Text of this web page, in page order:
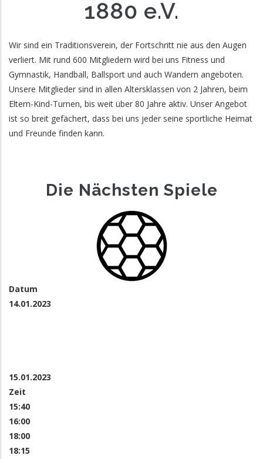
1880 e.V.
Wir sind ein Traditionsverein, der Fortschritt nie aus den Augen
verliert. Mit rund 600 Mitgliedern wird bei uns Fitness und
Gymnastik, Handball, Ballsport und auch Wandern angeboten.
Unsere Mitglieder sind in allen Altersklassen von 2 Jahren, beim
Eltern-Kind-Turnen, bis weit über 80 Jahre aktiv. Unser Angebot
ist so breit gefächert, dass bei uns jeder seine sportliche Heimat
und Freunde finden kann.
Die Nächsten Spiele
Datum
14.01.2023
15.01.2023
Zeit
15:40
16:00
18:00
18:15